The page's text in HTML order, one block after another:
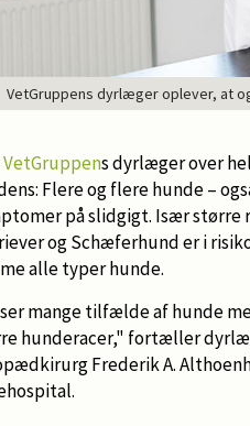
VetGruppens dyrlæger oplever, at
VetGruppens dyrlæger over
Flere og flere hunde –
på slidgigt. Især større
og Schæferhund er i
alle typer hunde.
ser mange tilfælde af hunde
hunderacer," fortæller
Frederik A.